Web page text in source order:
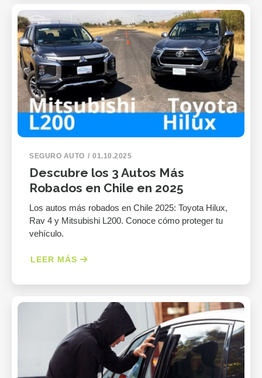
SEGURO AUTO 01.10.2025
Descubre los 3 Autos Más
Robados en Chile en 2025
Los autos más robados en Chile 2025: Toyota Hilux,
Rav 4 y Mitsubishi L200. Conoce cómo proteger tu
vehículo.
LEER MÁS